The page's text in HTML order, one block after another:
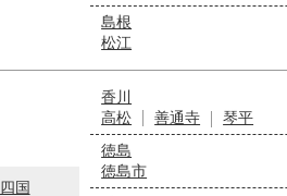
島根
松江
四国
香川
高松
善通寺
琴平
徳島
徳島市